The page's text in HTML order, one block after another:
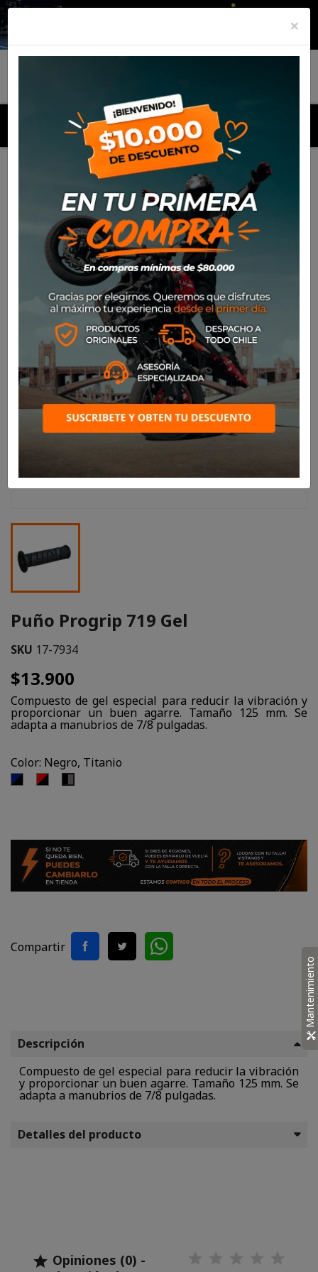
MENU
Productos Puño Progrip 719 Gel
Puño Progrip 719 Gel
SKU 17-7934
$13.900
Compuesto de gel especial para reducir la vibración y
proporcionar un buen agarre. Tamaño 125 mm. Se
adapta a manubrios de 7/8 pulgadas.
Color: Negro, Titanio
Negro,Negro,
Compartir
Descripción
Compuesto de gel especial para reducir la vibración
y proporcionar un buen agarre. Tamaño 125 mm. Se
adapta a manubrios de 7/8 pulgadas.
Detalles del producto
 Opiniones (0) -
×
Mantenimiento